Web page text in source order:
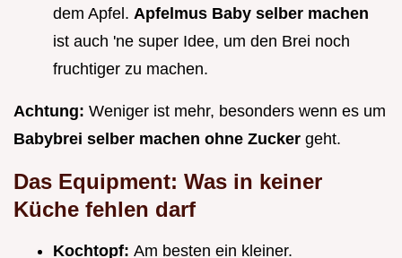
dem Apfel. Apfelmus Baby selber machen
ist auch 'ne super Idee, um den Brei noch
fruchtiger zu machen.
Achtung: Weniger ist mehr, besonders wenn es um
Babybrei selber machen ohne Zucker geht.
Das Equipment: Was in keiner
Küche fehlen darf
Kochtopf: Am besten ein kleiner.